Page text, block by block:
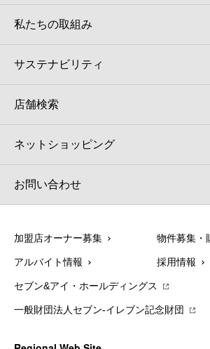
私たちの取組み
サステナビリティ
店舗検索
ネットショッピング
お問い合わせ
加盟店オーナー募集 物件募集・
アルバイト情報 採用情報
セブン&アイ・ホールディングス
一般財団法人セブン-イレブン記念財団